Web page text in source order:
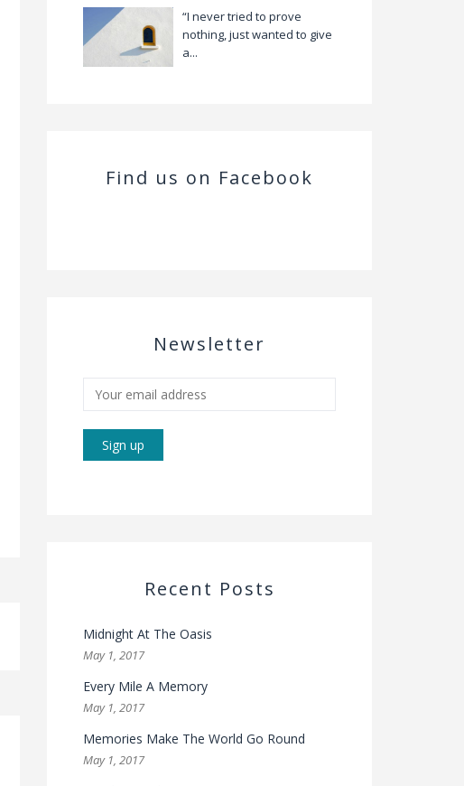
“I never tried to prove
nothing, just wanted to give
a...
Find us on Facebook
Newsletter
Recent Posts
Midnight At The Oasis
May 1, 2017
Every Mile A Memory
May 1, 2017
Memories Make The World Go Round
May 1, 2017